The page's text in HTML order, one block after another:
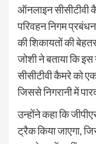
ऑनलाइन सीसीटीवी
परिवहन निगम
की शिकायतों की
जोशी ने बताया कि
सीसीटीवी कैमरे को
जिससे निगरानी में
उन्होंने कहा कि
ट्रैक किया जाएगा,